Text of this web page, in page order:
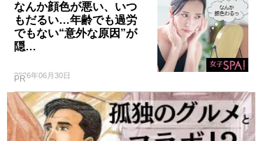
なんか顔色が悪い、いつ
もだるい…年齢でも過労
でもない“意外な原因”が
隠…
2026年06月30日
PR